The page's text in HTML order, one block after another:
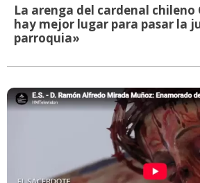
La arenga del cardenal chileno
hay mejor lugar para pasar la
parroquia»